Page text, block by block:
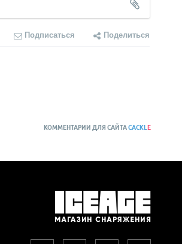
Подписаться Поделиться
КОММЕНТАРИИ ДЛЯ САЙТАCACKL E